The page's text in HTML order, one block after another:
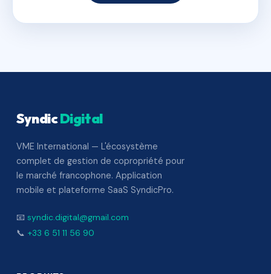
SyndicDigital
VME International — L'écosystème
complet de gestion de copropriété pour
le marché francophone. Application
mobile et plateforme SaaS SyndicPro.
📧 syndic.digital@gmail.com
📞 +33 6 51 11 56 90